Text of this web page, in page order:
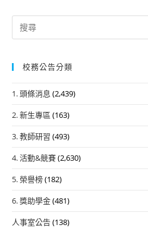
Search
for:
校務公告分類
1. 頭條消息 (2,439)
2. 新生專區 (163)
3. 教師研習 (493)
4. 活動&競賽(2,630)
5. 榮譽榜(182)
6. 獎助學金(481)
人事室公告(138)